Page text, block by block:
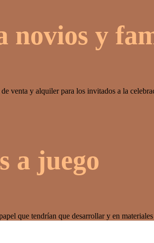
novios y
venta y alquiler para los invitados a la
a juego
que tendrían que desarrollar y en